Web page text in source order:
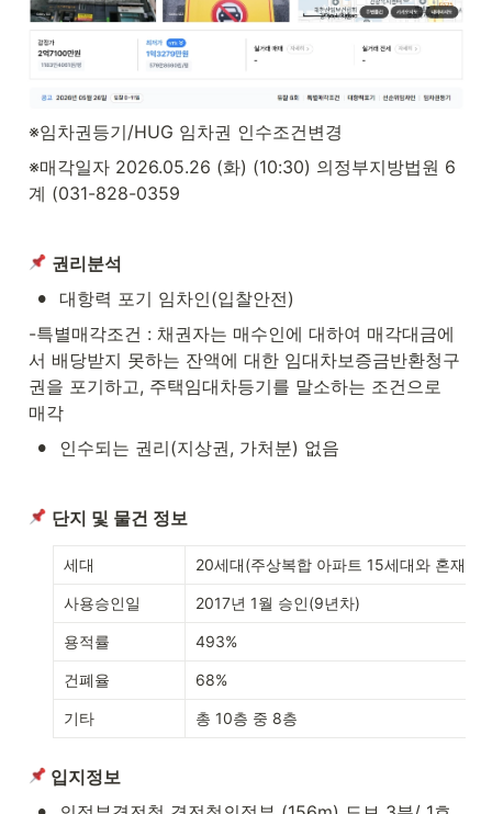
※임차권등기/HUG 임차권 인수조건변경
※매각일자 2026.05.26 (화) (10:30) 의정부지방법원 6
계 (031-828-0359
권리분석
• 대항력 포기 임차인(입찰안전)
-특별매각조건 : 채권자는 매수인에 대하여 매각대금에
서 배당받지 못하는 잔액에 대한 임대차보증금반환청구
권을 포기하고, 주택임대차등기를 말소하는 조건으로
매각
• 인수되는 권리(지상권, 가처분) 없음
단지 및 물건 정보
세대 20세대(주상복합 아파트 15세대와 혼재된
사용승인일 2017년 1월 승인(9년차)
용적률 493%
건폐율 68%
기타 총 10층 중 8층
입지정보